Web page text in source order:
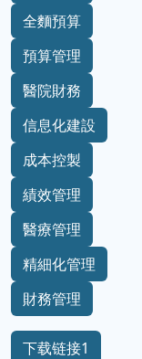
全麵預算
預算管理
醫院財務
信息化建設
成本控製
績效管理
醫療管理
精細化管理
財務管理
下载链接1